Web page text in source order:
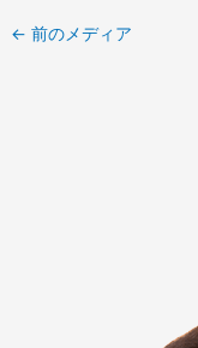
← 前のメディア